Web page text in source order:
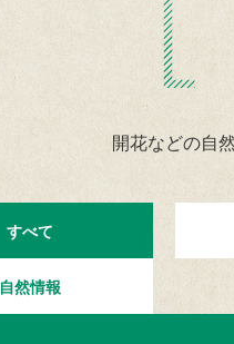
開花などの自
すべて
自然情報